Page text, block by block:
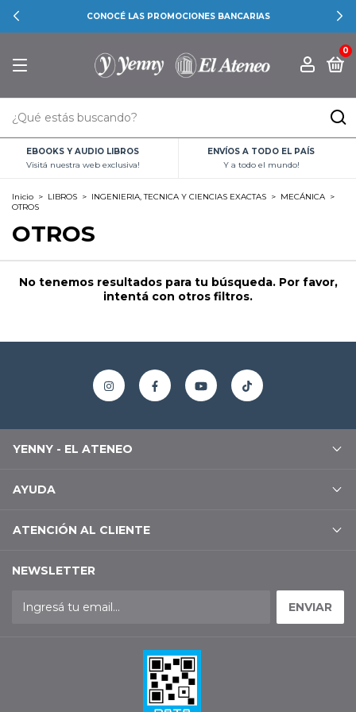
CONOCÉ LAS PROMOCIONES BANCARIAS
0
EBOOKS Y AUDIO LIBROS
Visitá nuestra web exclusiva!
ENVÍOS A TODO EL PAÍS
Y a todo el mundo!
Inicio > LIBROS > INGENIERIA, TECNICA Y CIENCIAS EXACTAS > MECÁNICA >
OTROS
OTROS
No tenemos resultados para tu búsqueda. Por favor,
intentá con otros filtros.
YENNY - EL ATENEO
AYUDA
ATENCIÓN AL CLIENTE
NEWSLETTER